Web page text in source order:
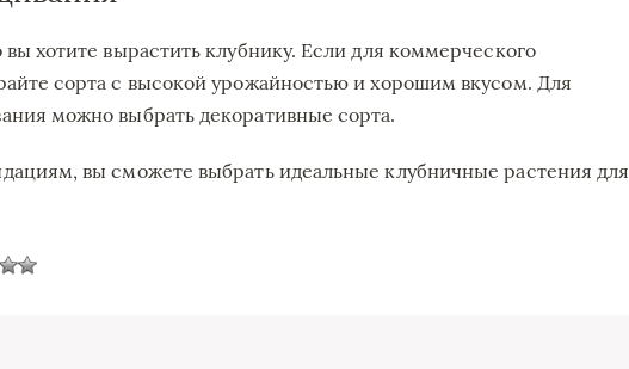
хотите вырастить клубнику. Если для коммерческого
сорта с высокой урожайностью и хорошим вкусом. Для
можно выбрать декоративные сорта.
вы сможете выбрать идеальные клубничные растения для